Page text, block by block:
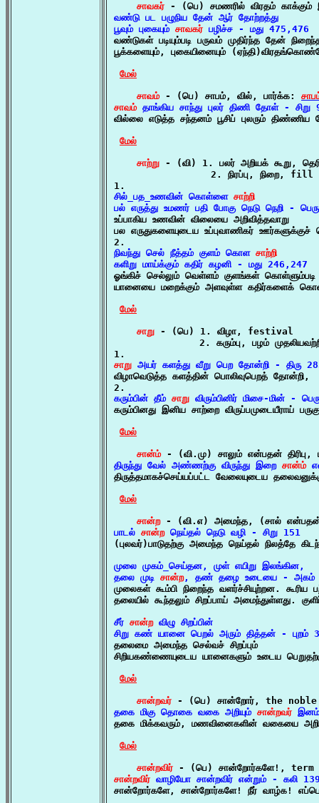
சாவகர்
வண்டு பட பழுநிய தேன் ஆர் தோற்றத்து
பூவும் புகையும் சாவகர் பழிச்ச - மது 475,476
வண்டுகள் படியும்படி பருவம் முதிர்ந்த தேன்
பூக்களையும், புகையினையும்
மேல்
சாவம் - (பெ) சாபம், வில், பார்க்க:
சாவம் தாங்கிய சாந்து புலர் திணி தோள் - சிறு
வில்லை எடுத்த சந்தனம் பூசிப் புலரும் திண்ணிய
மேல்
சாற்று - (வி) 1. பலர் அறியக் கூறு,
                 2. நிரப்பு, நிறை, fill
சில்_பத_உணவின் கொள்ளை சாற்றி
பல் எருத்து உமணர் பதி போகு நெடு நெறி -
உப்பாகிய உணவின் விலையை அறிவித்தவாறு
பல எருதுகளையுடைய உப்புவாணிகர் ஊர்களுக்குச்
நிவந்து செல் நீத்தம் குளம் கொள சாற்றி
களிறு மாய்க்கும் கதிர் கழனி - மது 246,247
ஓங்கிச் செல்லும் வெள்ளம் குளங்கள் கொள்ளும்படி
யானையை மறைக்கும் அளவுள்ள கதிர்களைக்
மேல்
சாறு - (பெ) 1. விழா, festival
2. கரும்பு, பழம்
சாறு அயர் களத்து வீறு பெற தோன்றி - திரு
விழாவெடுத்த களத்தின் பொலிவுபெறத் தோன்றி,
கரும்பின் தீம் சாறு விரும்பினிர் மிசை-மின் -
கரும்பினது இனிய சாற்றை விருப்பமுடையீராய்
மேல்
சான்ம் - (வி.மு) சாலும் என்பதன்
திருந்து வேல் அண்ணற்கு விருந்து இறை சான்ம்
திருத்தமாகச்செய்யப்பட்ட வேலையுடைய
மேல்
சான்ற - (வி.எ) அமைந்த, (சால் என்பதன்
பாடல் சான்ற நெய்தல் நெடு வழி - சிறு 151
(புலவர்)பாடுதற்கு அமைந்த நெய்தல் நிலத்தே
முலை முகம்_செய்தன, முள் எயிறு இலங்கின,
தலை முடி சான்ற, தண் தழை உடையை - அகம்
முலைகள் கூம்பி நிறைந்த வளர்ச்சியுற்றன. கூரிய
தலையில் கூந்தலும் சிறப்பாய் அமைந்துள்ளது.
சீர் சான்ற விழு சிறப்பின்
சிறு கண் யானை பெறல் அரும் தித்தன் - புறம்
தலைமை அமைந்த செல்வச் சிறப்பும்
சிறியகண்ணையுடைய யானைகளும் உடைய
மேல்
சான்றவர்
தகை மிகு தொகை வகை அறியும் சான்றவர்
தகை மிக்கவரும், மணவினைகளின் வகையை
மேல்
சான்றவிர்
சான்றவிர் வாழியோ சான்றவிர் என்றும் - கலி
சான்றோர்களே, சான்றோர்களே! நீர் வாழ்க!